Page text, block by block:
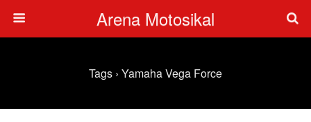
Arena Motosikal
Tags › Yamaha Vega Force